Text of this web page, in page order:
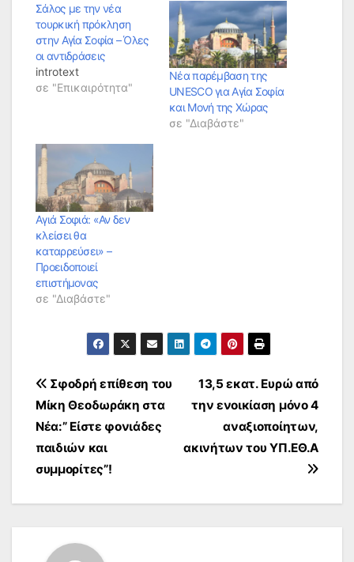
Σάλος με την νέα
τουρκική πρόκληση
στην Αγία Σοφία – Όλες
οι αντιδράσεις
introtext
σε "Επικαιρότητα"
Nέα παρέμβαση της
UNESCO για Αγία Σοφία
και Μονή της Χώρας
σε "Διαβάστε"
Αγιά Σοφιά: «Αν δεν
κλείσει θα
καταρρεύσει» –
Προειδοποιεί
επιστήμονας
σε "Διαβάστε"
Πλοήγηση
άρθρων
13,5 εκατ. Ευρώ από
την ενοικίαση μόνο 4
αναξιοποίητων,
ακινήτων του ΥΠ.ΕΘ.Α
Σφοδρή επίθεση του
Μίκη Θεοδωράκη στα
Νέα:” Είστε φονιάδες
παιδιών και
συμμορίτες”!